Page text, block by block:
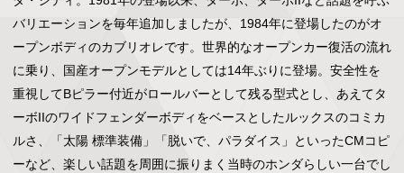
バリエーションを毎年追加しましたが、1984年に登場したのがオ
ープンボディのカブリオレです。世界的なオープンカー復活の流れ
に乗り、国産オープンモデルとしては14年ぶりに登場。安全性を
重視してBピラー付近がロールバーとして残る型式とし、あえてタ
ーボIIのワイドフェンダーボディをベースとしたルックスのコミカ
ルさ、「太陽 標準装備」「脱いで、パラダイス」といったCMコピ
ーなど、楽しい話題を周囲に振りまく当時のホンダらしい一台でし